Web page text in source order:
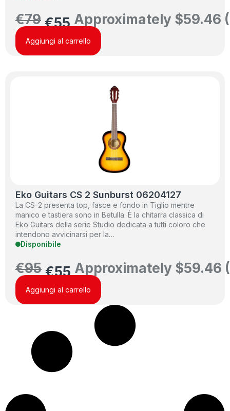
€79 €55 Approximately $59.46
Aggiungi al carrello
Eko Guitars CS 2 Sunburst 06204127
La CS-2 presenta top, fasce e fondo in Tiglio mentre
manico e tastiera sono in Betulla. È la chitarra classica di
Eko Guitars della serie Studio dedicata a tutti coloro che
intendono avvicinarsi per la…
Disponibile
€95 €55 Approximately $59.46
Aggiungi al carrello